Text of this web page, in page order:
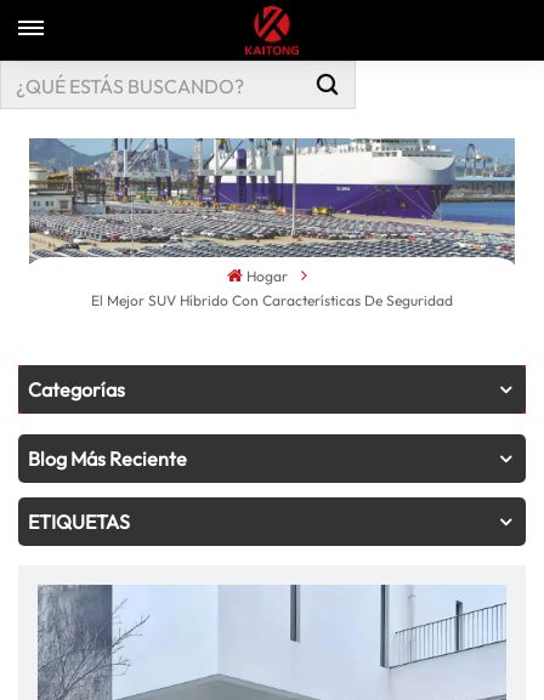
Hogar
El Mejor SUV Híbrido Con Características De Seguridad
Categorías
Blog Más Reciente
ETIQUETAS